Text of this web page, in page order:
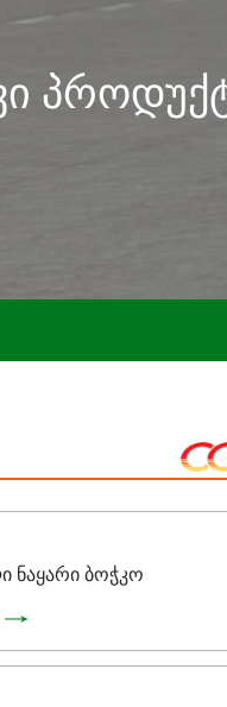
ნაყარი ბოჭკო